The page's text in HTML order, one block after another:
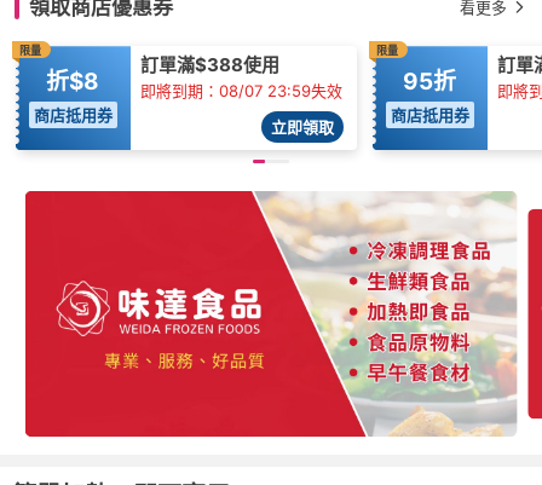
領取商店優惠券 看更多
限量
折$8
商店抵用券
訂單滿$388使用
即將到期：08/07 23:59失效
立即領取
限量
95折
商店抵用券
訂單
即將